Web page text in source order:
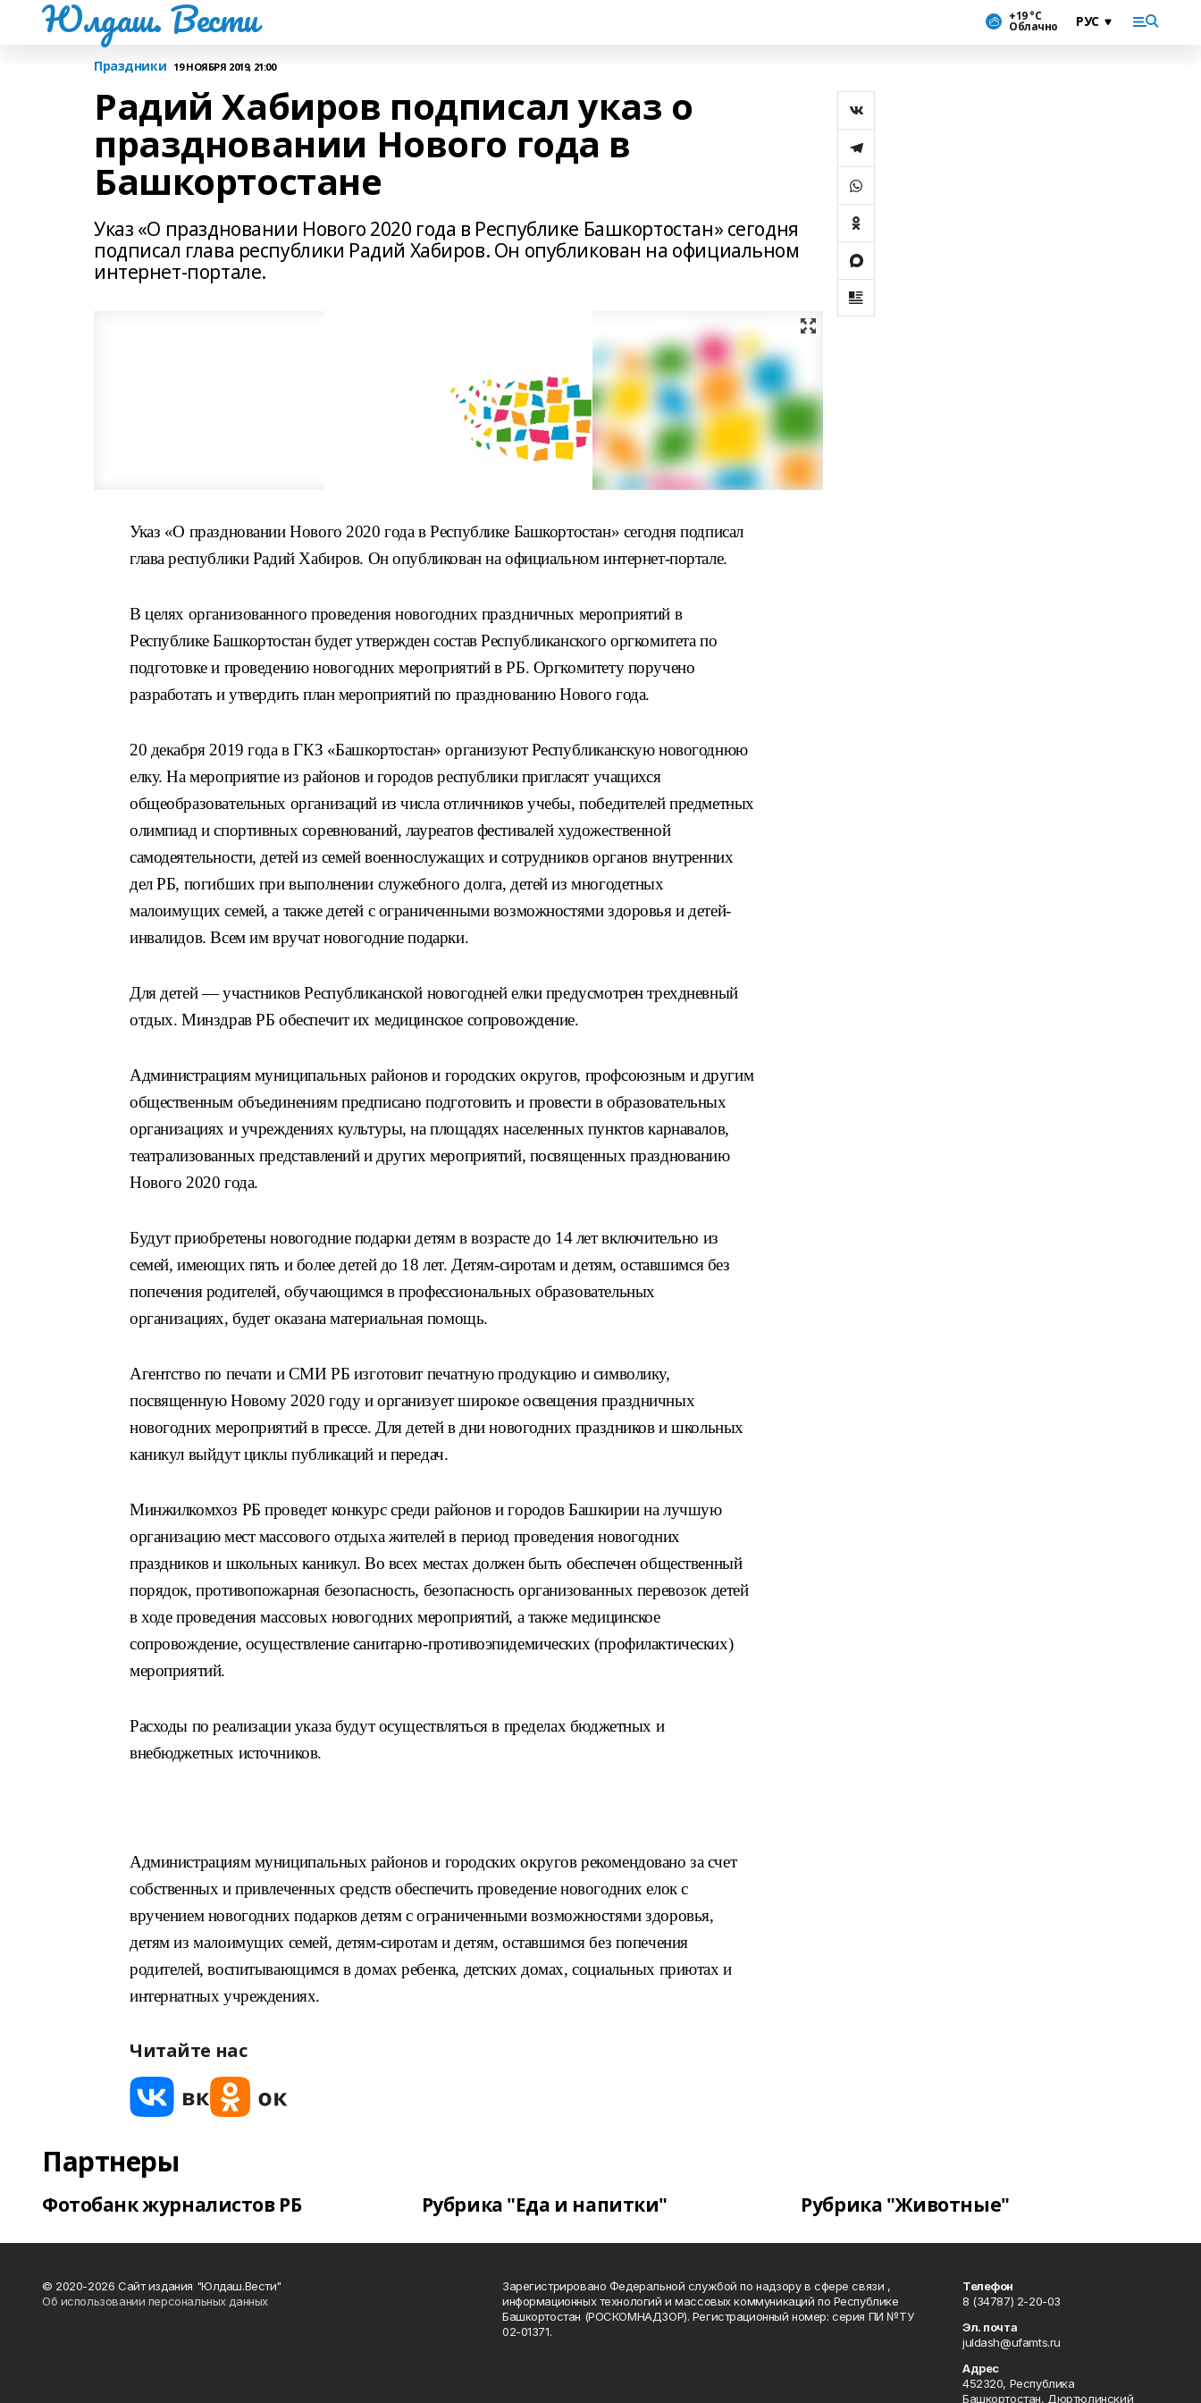
Юлдаш. Вести +19 °С
Облачно
Праздники 19 НОЯБРЯ 2019, 21:00
Радий Хабиров подписал указ о
праздновании Нового года в
Башкортостане
Указ «О праздновании Нового 2020 года в Республике Башкортостан» сегодня
подписал глава республики Радий Хабиров. Он опубликован на официальном
интернет-портале.
Указ «О праздновании Нового 2020 года в Республике Башкортостан» сегодня подписал
глава республики Радий Хабиров. Он опубликован на официальном интернет-портале.
В целях организованного проведения новогодних праздничных мероприятий в
Республике Башкортостан будет утвержден состав Республиканского оргкомитета по
подготовке и проведению новогодних мероприятий в РБ. Оргкомитету поручено
разработать и утвердить план мероприятий по празднованию Нового года.
20 декабря 2019 года в ГКЗ «Башкортостан» организуют Республиканскую новогоднюю
елку. На мероприятие из районов и городов республики пригласят учащихся
общеобразовательных организаций из числа отличников учебы, победителей предметных
олимпиад и спортивных соревнований, лауреатов фестивалей художественной
самодеятельности, детей из семей военнослужащих и сотрудников органов внутренних
дел РБ, погибших при выполнении служебного долга, детей из многодетных
малоимущих семей, а также детей с ограниченными возможностями здоровья и детей-
инвалидов. Всем им вручат новогодние подарки.
Для детей — участников Республиканской новогодней елки предусмотрен трехдневный
отдых. Минздрав РБ обеспечит их медицинское сопровождение.
Администрациям муниципальных районов и городских округов, профсоюзным и другим
общественным объединениям предписано подготовить и провести в образовательных
организациях и учреждениях культуры, на площадях населенных пунктов карнавалов,
театрализованных представлений и других мероприятий, посвященных празднованию
Нового 2020 года.
Будут приобретены новогодние подарки детям в возрасте до 14 лет включительно из
семей, имеющих пять и более детей до 18 лет. Детям-сиротам и детям, оставшимся без
попечения родителей, обучающимся в профессиональных образовательных
организациях, будет оказана материальная помощь.
Агентство по печати и СМИ РБ изготовит печатную продукцию и символику,
посвященную Новому 2020 году и организует широкое освещения праздничных
новогодних мероприятий в прессе. Для детей в дни новогодних праздников и школьных
каникул выйдут циклы публикаций и передач.
Минжилкомхоз РБ проведет конкурс среди районов и городов Башкирии на лучшую
организацию мест массового отдыха жителей в период проведения новогодних
праздников и школьных каникул. Во всех местах должен быть обеспечен общественный
порядок, противопожарная безопасность, безопасность организованных перевозок детей
в ходе проведения массовых новогодних мероприятий, а также медицинское
сопровождение, осуществление санитарно-противоэпидемических (профилактических)
мероприятий.
Расходы по реализации указа будут осуществляться в пределах бюджетных и
внебюджетных источников.
Администрациям муниципальных районов и городских округов рекомендовано за счет
собственных и привлеченных средств обеспечить проведение новогодних елок с
вручением новогодних подарков детям с ограниченными возможностями здоровья,
детям из малоимущих семей, детям-сиротам и детям, оставшимся без попечения
родителей, воспитывающимся в домах ребенка, детских домах, социальных приютах и
интернатных учреждениях.
Читайте нас
Партнеры
Фотобанк журналистов РБ Рубрика "Еда и напитки" Рубрика "Животные"
© 2020-2026 Сайт издания "Юлдаш.Вести"
Об использовании персональных данных
Зарегистрировано Федеральной службой по надзору в сфере связи ,
информационных технологий и массовых коммуникаций по Республике
Башкортостан (РОСКОМНАДЗОР). Регистрационный номер: серия ПИ №ТУ
02-01371.
Телефон
8 (34787) 2-20-03
Эл. почта
juldash@ufamts.ru
Адрес
452320, Республика
Башкортостан, Дюртюлинский